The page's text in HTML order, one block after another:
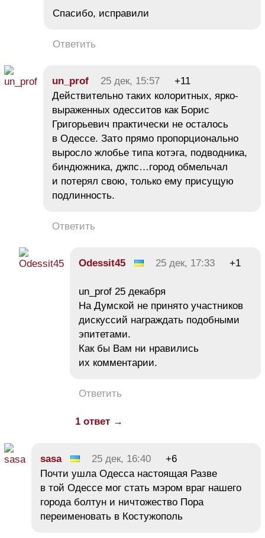
Спасибо, исправили
Ответить
un_prof 25 дек, 15:57
+11
Действительно таких колоритных, ярко-
выраженных одесситов как Борис
Григорьевич практически не осталось
в Одессе. Зато прямо пропорционально
выросло жлобье типа котэга, подводника,
биндюжника, джпс…город обмельчал
и потерял свою, только ему присущую
подлинность.
Ответить
Odessit45 25 дек, 17:33 +1
un_prof 25 декабря
На Думской не принято участников
дискуссий награждать подобными
эпитетами.
Как бы Вам ни нравились
их комментарии.
Ответить
1 ответ →
sasa 25 дек, 16:40
+6
Почти ушла Одесса настоящая Разве
в той Одессе мог стать мэром враг нашего
города болтун и ничтожество Пора
переименовать в Костужополь